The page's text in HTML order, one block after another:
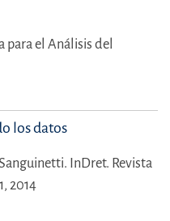
para el Análisis del
los datos
InDret. Revista
2014